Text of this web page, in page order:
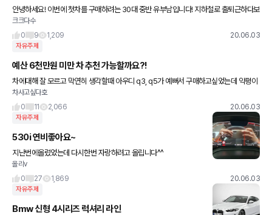
안녕하세요! 이번에 첫차를 구매하려는 30대 중반 유부남입니다! 지하철로 출퇴근하다보
니 딱히 차의 필요성이 크지않아 뚜벅이로 살다가... 올해 아이계획도 있고 해서 이제는 차
량을 구입하려고 하
크크다수
0
9 1,209 20.06.03
자유주제
예산 6천만원 미만 차 추천 가능할까요?!
차에대해 잘 모르고 막연히 생각할때 아우디 q3, q5가 예뻐서 구매하고싶었는데 악평이
많더라구요???? 비슷한 류의 글 찾아봤을때 볼보 xc40 글도 많은거같고 암튼 6천만원
미만 (올 현금
차사고싶다호
0
11 2,066 20.06.03
자유주제
530i 연비좋아요~
지난번에올렸었는데 다시한번 자랑하려고 올립니다^^
올리v
0
27 1,869 20.06.03
자유주제
Bmw 신형 4시리즈 럭셔리 라인